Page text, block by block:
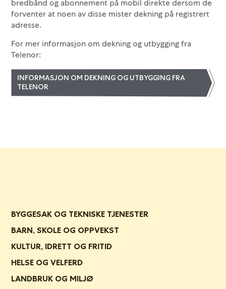
bredbånd og abonnement på mobil direkte dersom de
forventer at noen av disse mister dekning på registrert
adresse.
For mer informasjon om dekning og utbygging fra
Telenor:
INFORMASJON OM DEKNING OG UTBYGGING FRA
TELENOR
BYGGESAK OG TEKNISKE TJENESTER
BARN, SKOLE OG OPPVEKST
KULTUR, IDRETT OG FRITID
HELSE OG VELFERD
LANDBRUK OG MILJØ